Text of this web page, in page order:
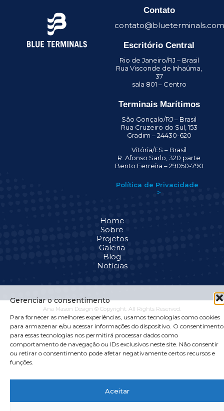
Gerenciar o consentimento
Para fornecer as melhores experiências, usamos tecnologias como cookies
para armazenar e/ou acessar informações do dispositivo. O consentimento
para essas tecnologias nos permitirá processar dados como
comportamento de navegação ou IDs exclusivos neste site. Não consentir
ou retirar o consentimento pode afetar negativamente certos recursos e
funções.
Aceitar
Contato
Escritório Central
Rio de Janeiro/RJ – Brasil
Rua Visconde de Inhaúma,
37
sala 801 – Centro
Terminais Marítimos
São Gonçalo/RJ – Brasil
Rua Cruzeiro do Sul, 153
Gradim – 24430-620
Vitória/ES – Brasil
R. Afonso Sarlo, 320 parte
Bento Ferreira – 29050-790
Política de Privacidade
>
Home
Sobre
Projetos
Galeria
Blog
Notícias
Ana Mason Design © Copyright. All Rights Reserved.